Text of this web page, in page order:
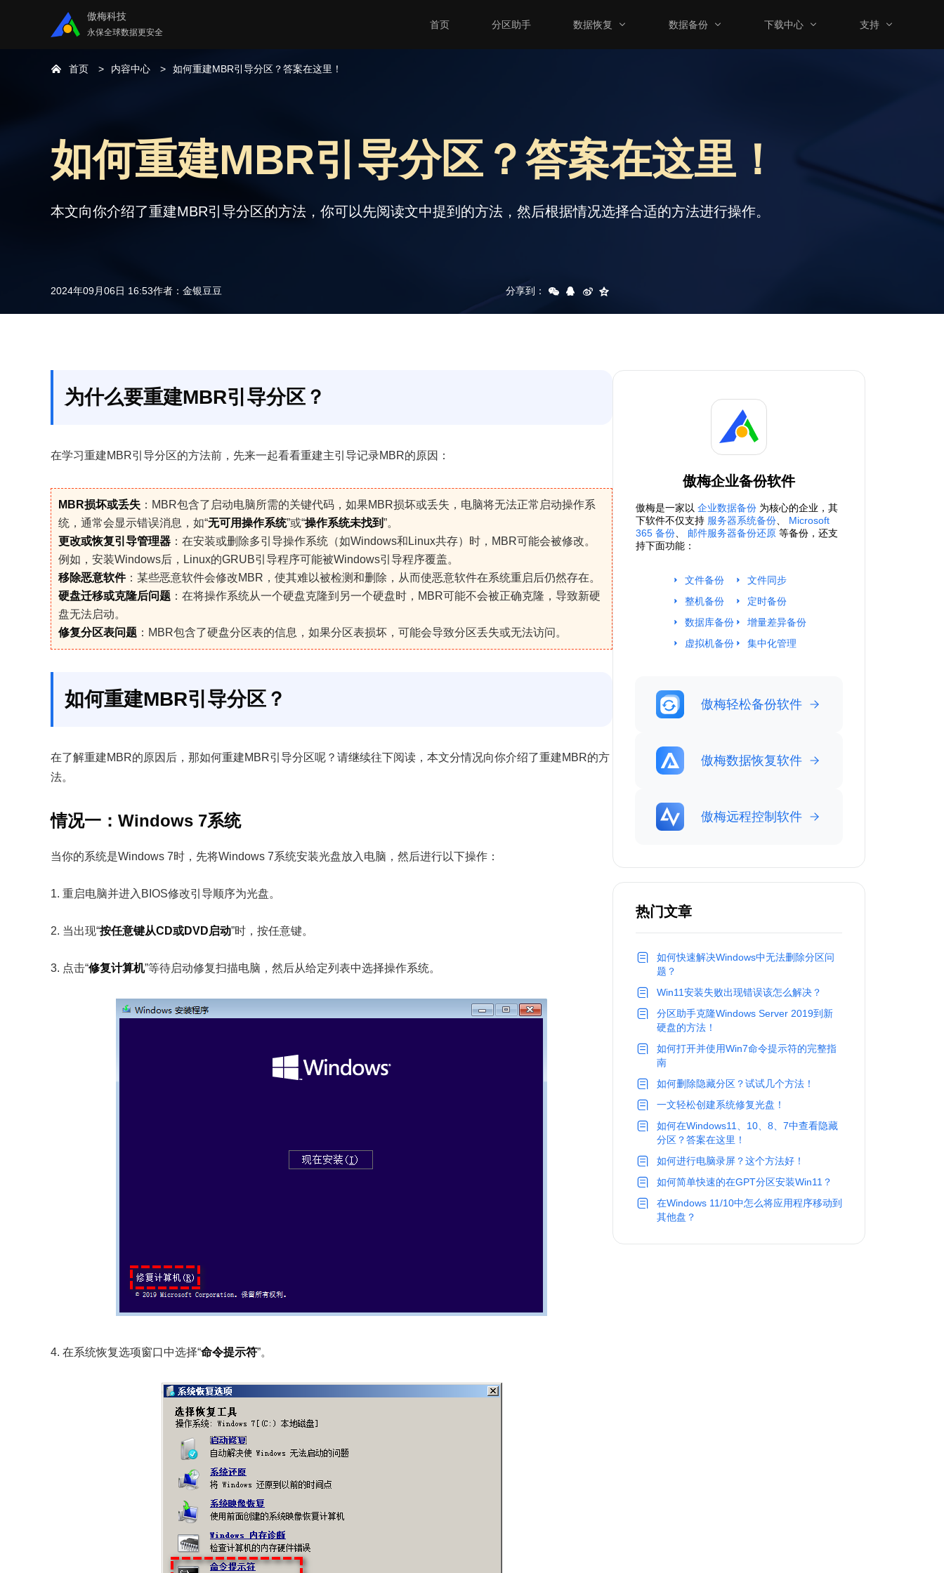
傲梅科技
永保全球数据更安全
首页 分区助手 数据恢复 数据备份 下载中心 支持
首页 内容中心 如何重建MBR引导分区？答案在这里！
如何重建MBR引导分区？答案在这里！
本文向你介绍了重建MBR引导分区的方法，你可以先阅读文中提到的方法，然后根据情况选择合适的方法进行操作。
2024年09月06日 16:53作者： 金银豆豆 分享到：
为什么要重建MBR引导分区？
在学习重建MBR引导分区的方法前，先来一起看看重建主引导记录MBR的原因：
MBR损坏或丢失 ：MBR包含了启动电脑所需的关键代码，如果MBR损坏或丢失，电脑将无法正常启动操作系
统，通常会显示错误消息，如“无可用操作系统”或“操作系统未找到”。
更改或恢复引导管理器 ：在安装或删除多引导操作系统（如Windows和Linux共存）时，MBR可能会被修改。
例如，安装Windows后，Linux的GRUB引导程序可能被Windows引导程序覆盖。
移除恶意软件：某些恶意软件会修改MBR，使其难以被检测和删除，从而使恶意软件在系统重启后仍然存在。
硬盘迁移或克隆后问题 ：在将操作系统从一个硬盘克隆到另一个硬盘时，MBR可能不会被正确克隆，导致新硬
盘无法启动。
修复分区表问题 ：MBR包含了硬盘分区表的信息，如果分区表损坏，可能会导致分区丢失或无法访问。
如何重建MBR引导分区？
在了解重建MBR的原因后，那如何重建MBR引导分区呢？请继续往下阅读，本文分情况向你介绍了重建MBR的方
法。
情况一：Windows 7系统
当你的系统是Windows 7时，先将Windows 7系统安装光盘放入电脑，然后进行以下操作：
1. 重启电脑并进入BIOS修改引导顺序为光盘。
2. 当出现“按任意键从CD或DVD启动”时，按任意键。
3. 点击“修复计算机”等待启动修复扫描电脑，然后从给定列表中选择操作系统。
4. 在系统恢复选项窗口中选择“命令提示符”。
傲梅企业备份软件
傲梅是一家以 企业数据备份 为核心的企业，其
下软件不仅支持 服务器系统备份
Microsoft
365 备份
邮件服务器备份还原 等备份，还支
持下面功能：
文件备份
整机备份
数据库备份
虚拟机备份
文件同步
定时备份
增量差异备份
集中化管理
傲梅轻松备份软件
傲梅数据恢复软件
傲梅远程控制软件
热门文章
如何快速解决Windows中无法删除分区问
题？
Win11安装失败出现错误该怎么解决？
分区助手克隆Windows Server 2019到新
硬盘的方法！
如何打开并使用Win7命令提示符的完整指
南
如何删除隐藏分区？试试几个方法！
一文轻松创建系统修复光盘！
如何在Windows11、10、8、7中查看隐藏
分区？答案在这里！
如何进行电脑录屏？这个方法好！
如何简单快速的在GPT分区安装Win11？
在Windows 11/10中怎么将应用程序移动到
其他盘？